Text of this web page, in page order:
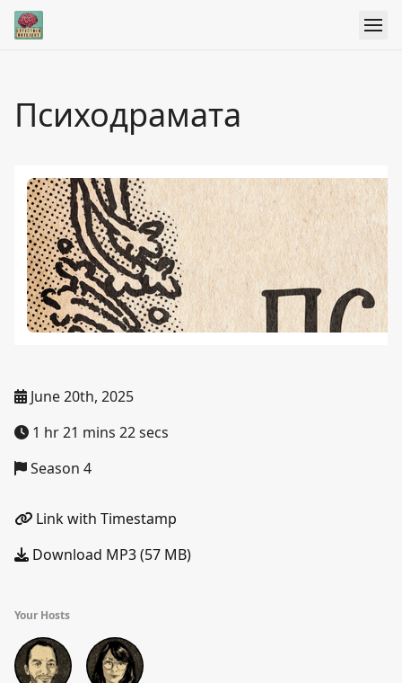
Психодрамата
June 20th, 2025
1 hr 21 mins 22 secs
Season 4
Link with Timestamp
Download MP3 (57 MB)
Your Hosts